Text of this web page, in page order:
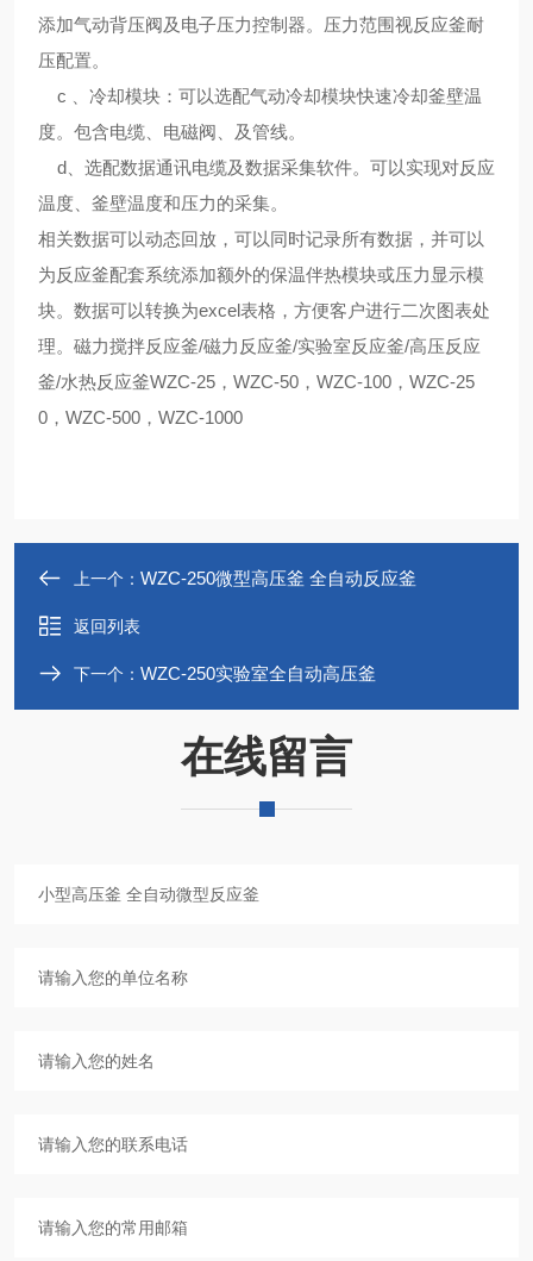
添加气动背压阀及电子压力控制器。压力范围视反应釜耐
压配置。
c 、冷却模块：可以选配气动冷却模块快速冷却釜壁温
度。包含电缆、电磁阀、及管线。
d、选配数据通讯电缆及数据采集软件。可以实现对反应
温度、釜壁温度和压力的采集。
相关数据可以动态回放，可以同时记录所有数据，并可以
为反应釜配套系统添加额外的保温伴热模块或压力显示模
块。数据可以转换为excel表格，方便客户进行二次图表处
理。磁力搅拌反应釜/磁力反应釜/实验室反应釜/高压反应
釜/水热反应釜WZC-25，WZC-50，WZC-100，WZC-25
0，WZC-500，WZC-1000
上一个： WZC-250微型高压釜 全自动反应釜
返回列表
下一个： WZC-250实验室全自动高压釜
在线留言